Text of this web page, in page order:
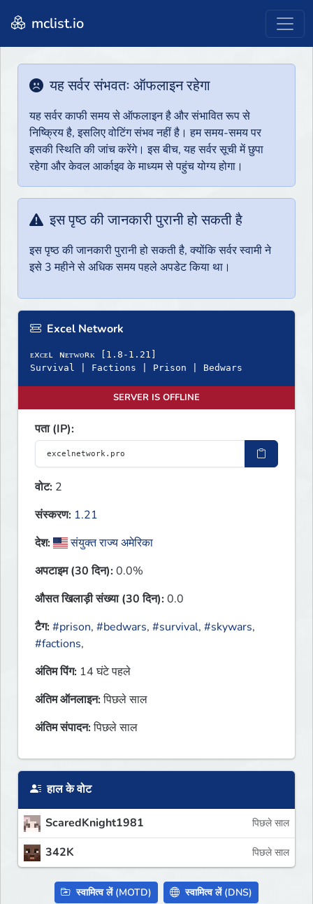
mclist.io
यह सर्वर संभवतः ऑफलाइन रहेगा
यह सर्वर काफी समय से ऑफलाइन है और संभावित रूप से
निष्क्रिय है, इसलिए वोटिंग संभव नहीं है। हम समय-समय पर
इसकी स्थिति की जांच करेंगे। इस बीच, यह सर्वर सूची में छुपा
रहेगा और केवल आर्काइव के माध्यम से पहुंच योग्य होगा।
इस पृष्ठ की जानकारी पुरानी हो सकती है
इस पृष्ठ की जानकारी पुरानी हो सकती है, क्योंकि सर्वर स्वामी ने
इसे 3 महीने से अधिक समय पहले अपडेट किया था।
Excel Network
ᴇxᴄᴇʟ ɴᴇᴛᴡᴏʀᴋ [1.8-1.21]
Survival | Factions | Prison | Bedwars
SERVER IS OFFLINE
पता (IP):
वोट: 2
संस्करण: 1.21
देश:
संयुक्त राज्य अमेरिका
अपटाइम (30 दिन):0.0%
औसत खिलाड़ी संख्या (30 दिन):0.0
टैग:#prison, #bedwars, #survival, #skywars,
#factions,
अंतिम पिंग: 14 घंटे पहले
अंतिम ऑनलाइन:पिछले साल
अंतिम संपादन:पिछले साल
हाल के वोट
ScaredKnight1981 पिछले साल
342K पिछले साल
स्वामित्व लें (MOTD) स्वामित्व लें (DNS)